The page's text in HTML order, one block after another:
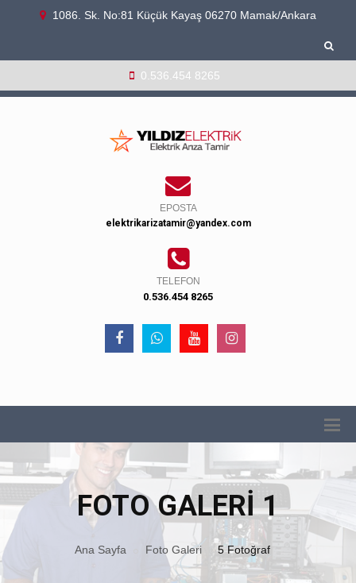
1086. Sk. No:81 Küçük Kayaş 06270 Mamak/Ankara
0.536.454 8265
EPOSTA
elektrikarizatamir@yandex.com
TELEFON
0.536.454 8265
FOTO GALERI 1
Ana Sayfa Foto Galeri 5 Fotoğraf